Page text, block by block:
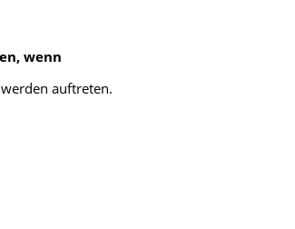
wenn
auftreten.